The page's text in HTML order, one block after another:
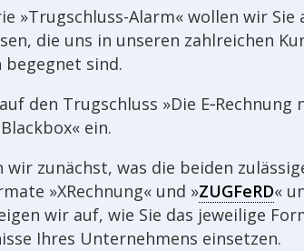
»Trug­schluss-Alarm« wollen wir
die uns in unse­ren zahl­rei­chen
begeg­net sind.
den Trug­schluss »Die E‑Rechnung
ein.
wir zunächst, was die beiden
»XRech­nung« und »ZUGFeRD«
wir auf, wie Sie das jewei­lige
Ihres Unter­neh­mens einsetzen.